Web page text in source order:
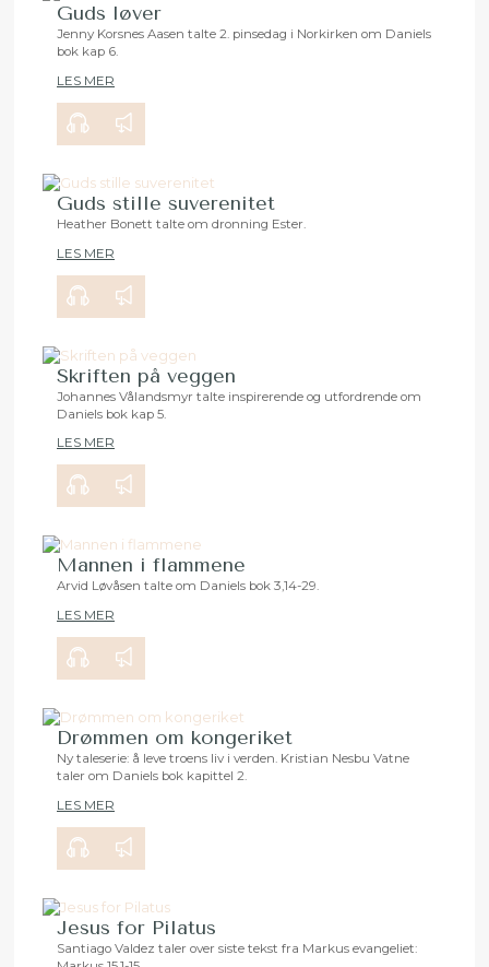
Guds løver
Jenny Korsnes Aasen talte 2. pinsedag i Norkirken om Daniels
bok kap 6.
LES MER
Guds stille suverenitet
00:00
Heather Bonett talte om dronning Ester.
LES MER
Skriften på veggen
Johannes Vålandsmyr talte inspirerende og utfordrende om
Daniels bok kap 5.
LES MER
Mannen i flammene
00:00
Arvid Løvåsen talte om Daniels bok 3,14-29.
LES MER
Drømmen om kongeriket
Ny taleserie: å leve troens liv i verden. Kristian Nesbu Vatne
taler om Daniels bok kapittel 2.
LES MER
Jesus for Pilatus
Santiago Valdez taler over siste tekst fra Markus evangeliet: